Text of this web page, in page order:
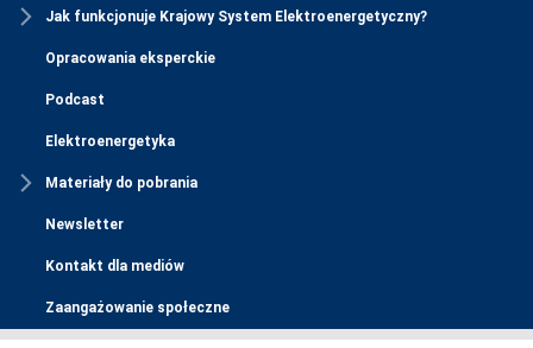
Jak funkcjonuje Krajowy System Elektroenergetyczny?
Opracowania eksperckie
Podcast
Elektroenergetyka
Materiały do pobrania
Newsletter
Kontakt dla mediów
Zaangażowanie społeczne